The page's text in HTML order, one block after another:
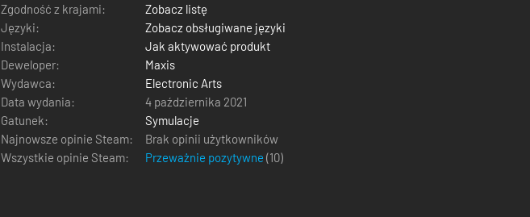
Zgodność z krajami:
Zobacz listę
Języki:
Zobacz obsługiwane języki
Instalacja:
Jak aktywować produkt
Deweloper:
Maxis
Wydawca:
Electronic Arts
Data wydania:
4 października 2021
Gatunek:
Symulacje
Najnowsze opinie Steam:
Brak opinii użytkowników
Wszystkie opinie Steam:
Przeważnie pozytywne (10)